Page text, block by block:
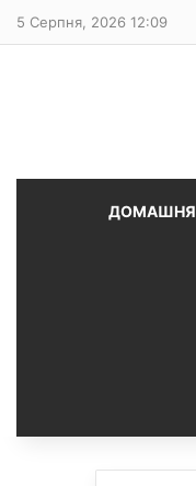
5 Серпня, 2026 12:09
ДОМАШНЯ